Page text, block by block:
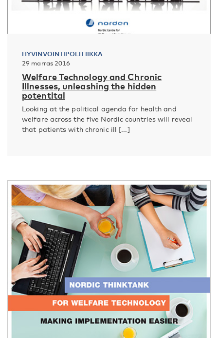
HYVINVOINTIPOLITIIKKA
29 marras 2016
Welfare Technology and Chronic
Illnesses, unleashing the hidden
potentital
Looking at the political agenda for health and
welfare across the five Nordic countries will reveal
that patients with chronic ill [...]